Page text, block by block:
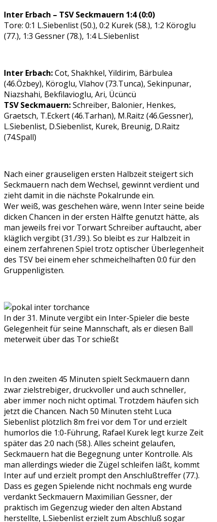
Inter Erbach – TSV Seckmauern 1:4 (0:0)
Tore: 0:1 L.Siebenlist (50.), 0:2 Kurek (58.), 1:2 Köroglu
(77.), 1:3 Gessner (78.), 1:4 L.Siebenlist
Inter Erbach:Cot, Shakhkel, Yildirim, Bärbulea
(46.Özbey), Köroglu, Vlahov (73.Tunca), Sekinpunar,
Niazshahi, Bekfilavioglu, Ari, Ücüncü
TSV Seckmauern:Schreiber, Balonier, Henkes,
Graetsch, T.Eckert (46.Tarhan), M.Raitz (46.Gessner),
L.Siebenlist, D.Siebenlist, Kurek, Breunig, D.Raitz
(74.Spall)
Nach einer grauseligen ersten Halbzeit steigert sich
Seckmauern nach dem Wechsel, gewinnt verdient und
zieht damit in die nächste Pokalrunde ein.
Wer weiß, was geschehen wäre, wenn Inter seine beide
dicken Chancen in der ersten Hälfte genutzt hätte, als
man jeweils frei vor Torwart Schreiber auftaucht, aber
kläglich vergibt (31./39.). So bleibt es zur Halbzeit in
einem zerfahrenen Spiel trotz optischer Überlegenheit
des TSV bei einem eher schmeichelhaften 0:0 für den
Gruppenligisten.
In der 31. Minute vergibt ein Inter-Spieler die beste
Gelegenheit für seine Mannschaft, als er diesen Ball
meterweit über das Tor schießt
In den zweiten 45 Minuten spielt Seckmauern dann
zwar zielstrebiger, druckvoller und auch schneller,
aber immer noch nicht optimal. Trotzdem häufen sich
jetzt die Chancen. Nach 50 Minuten steht Luca
Siebenlist plötzlich 8m frei vor dem Tor und erzielt
humorlos die 1:0-Führung, Rafael Kurek legt kurze Zeit
später das 2:0 nach (58.). Alles scheint gelaufen,
Seckmauern hat die Begegnung unter Kontrolle. Als
man allerdings wieder die Zügel schleifen läßt, kommt
Inter auf und erzielt prompt den Anschlußtreffer (77.).
Dass es gegen Spielende nicht nochmals eng wurde
verdankt Seckmauern Maximilian Gessner, der
praktisch im Gegenzug wieder den alten Abstand
herstellte, L.Siebenlist erzielt zum Abschluß sogar